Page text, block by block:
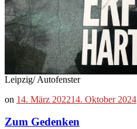
Leipzig/ Autofenster
on 14. März 202214. Oktober 2024
Zum Gedenken